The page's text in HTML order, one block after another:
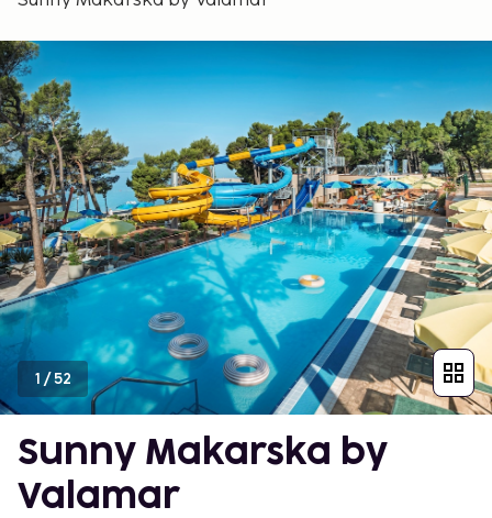
1 /52
Sunny Makarska by
Valamar